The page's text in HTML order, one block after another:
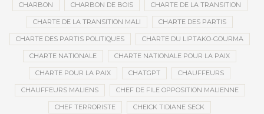
CHARBON CHARBON DE BOIS CHARTE DE LA TRANSITION
CHARTE DE LA TRANSITION MALI CHARTE DES PARTIS
CHARTE DES PARTIS POLITIQUES CHARTE DU LIPTAKO-GOURMA
CHARTE NATIONALE CHARTE NATIONALE POUR LA PAIX
CHARTE POUR LA PAIX CHATGPT CHAUFFEURS
CHAUFFEURS MALIENS CHEF DE FILE OPPOSITION MALIENNE
CHEF TERRORISTE CHEICK TIDIANE SECK